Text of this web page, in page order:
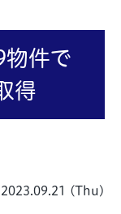
物件で
得
2023.09.21 (Thu)